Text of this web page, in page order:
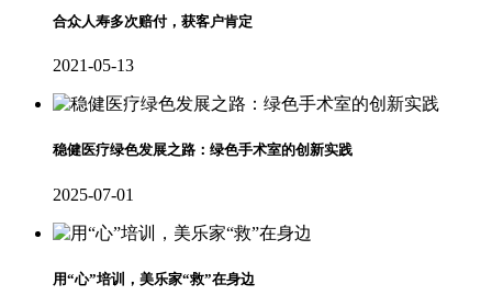
合众人寿多次赔付，获客户肯定
2021-05-13
稳健医疗绿色发展之路：绿色手术室的创新实践
2025-07-01
用“心”培训，美乐家“救”在身边